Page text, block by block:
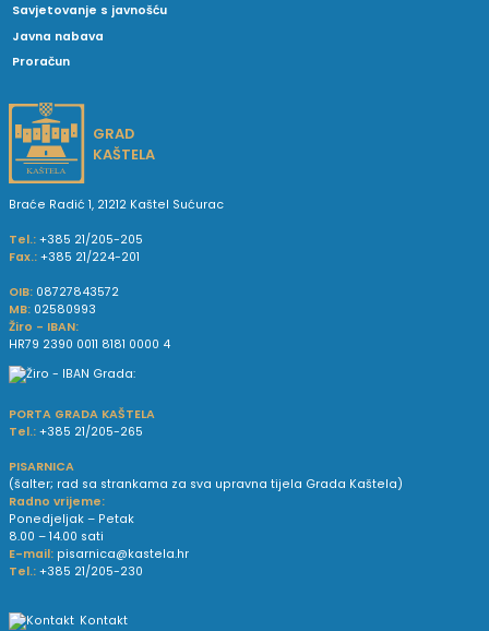
Savjetovanje s javnošću
Javna nabava
Proračun
GRAD
KAŠTELA
Braće Radić 1, 21212 Kaštel Sućurac
Tel.: +385 21/205-205
Fax.: +385 21/224-201
OIB: 08727843572
MB: 02580993
Žiro - IBAN:
HR79 2390 0011 8181 0000 4
PORTA GRADA KAŠTELA
Tel.: +385 21/205-265
PISARNICA
(šalter; rad sa strankama za sva upravna tijela Grada Kaštela)
Radno vrijeme:
Ponedjeljak – Petak
8.00 – 14.00 sati
E-mail: pisarnica@kastela.hr
Tel.: +385 21/205-230
Kontakt